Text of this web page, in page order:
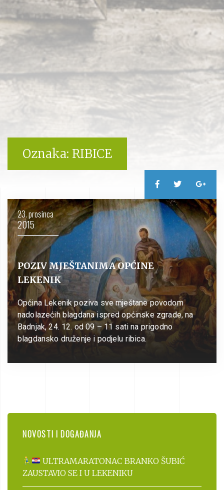
Oznaka: RIBICE
23. prosinca
2015
POZIV MJEŠTANIMA OPĆINE
LEKENIK
Općina Lekenik poziva sve mještane povodom
nadolazećih blagdana ispred općinske zgrade, na
Badnjak, 24. 12. od 09 – 11 sati na prigodno
blagdansko druženje i podjelu ribica.
NOVOSTI I DOGAĐANJA
ULTRAMARATONAC BRANKO ŠUBIĆ
ZAUSTAVIO SE I U LEKENIKU